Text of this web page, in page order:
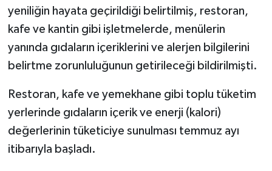
yeniliğin hayata geçirildiği belirtilmiş, restoran,
kafe ve kantin gibi işletmelerde, menülerin
yanında gıdaların içeriklerini ve alerjen bilgilerini
belirtme zorunluluğunun getirileceği bildirilmişti.
Restoran, kafe ve yemekhane gibi toplu tüketim
yerlerinde gıdaların içerik ve enerji (kalori)
değerlerinin tüketiciye sunulması temmuz ayı
itibarıyla başladı.